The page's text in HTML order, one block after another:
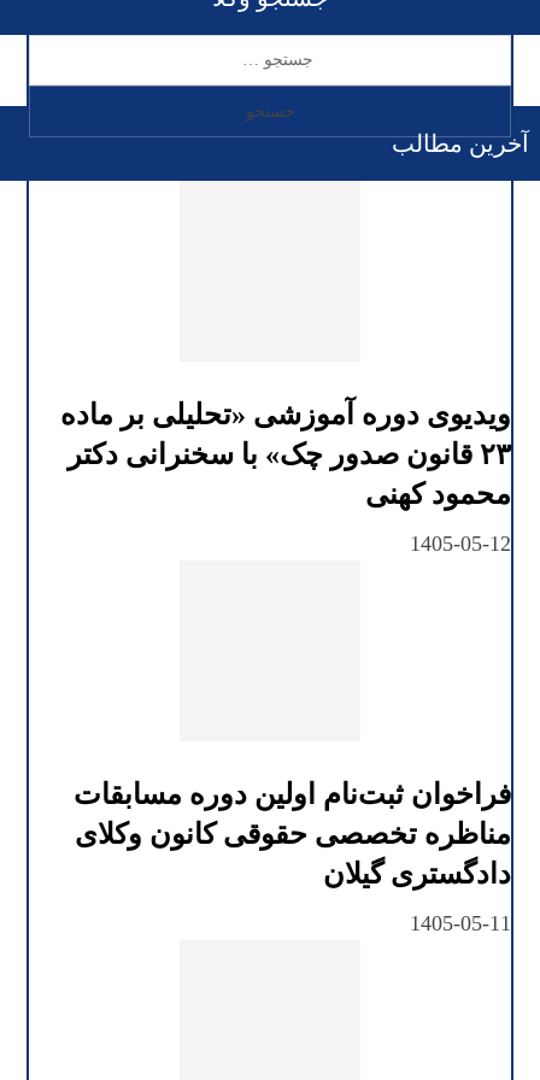
آخرین مطالب
ویدیوی دوره آموزشی «تحلیلی بر ماده
۲۳ قانون صدور چک» با سخنرانی دکتر
محمود کهنی
1405-05-12
فراخوان ثبت‌نام اولین دوره مسابقات
مناظره تخصصی حقوقی کانون وکلای
دادگستری گیلان
1405-05-11